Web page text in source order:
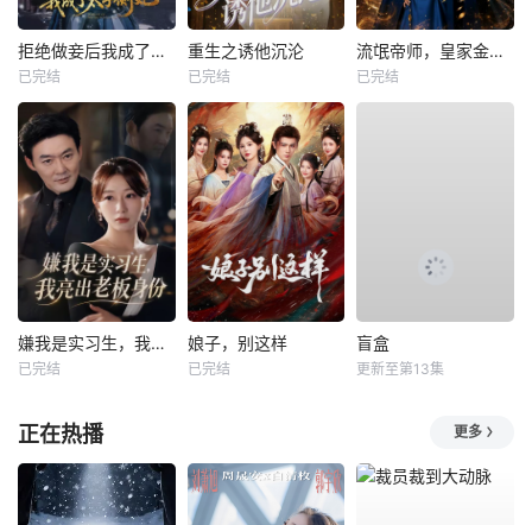
拒绝做妾后我成了太子侧妃
已完结
重生之诱他沉沦
已完结
流氓帝师，皇家金牌县令
已完结
嫌我是实习生，我亮出老板身份
已完结
娘子，别这样
已完结
盲盒
更新至第13集
正在热播 更多